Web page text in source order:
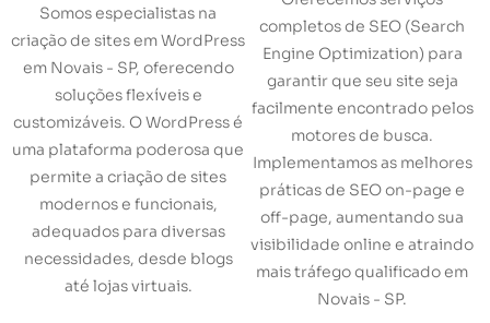
Somos especialistas na
criação de sites em WordPress
em Novais - SP, oferecendo
soluções flexíveis e
customizáveis. O WordPress é
uma plataforma poderosa que
permite a criação de sites
modernos e funcionais,
adequados para diversas
necessidades, desde blogs
até lojas virtuais.
completos de SEO (Search
Engine Optimization) para
garantir que seu site seja
facilmente encontrado pelos
motores de busca.
Implementamos as melhores
práticas de SEO on-page e
off-page, aumentando sua
visibilidade online e atraindo
mais tráfego qualificado em
Novais - SP.